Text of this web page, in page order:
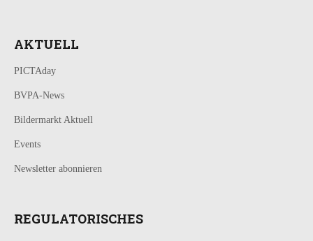
AKTUELL
PICTAday
BVPA-News
Bildermarkt Aktuell
Events
Newsletter abonnieren
REGULATORISCHES